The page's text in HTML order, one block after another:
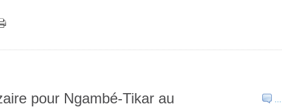
…
pour Ngambé-Tikar au